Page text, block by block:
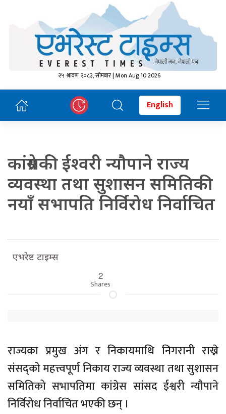
२५ श्रावण २०८३, सोमबार | Mon Aug 10 2026
English
कांग्रेसकी ईश्वरी न्यौपाने राज्य
व्यवस्था तथा सुशासन समितिकी
नयाँ सभापति निर्विरोध निर्वाचित
एभरेष्ट टाइम्स
2
Shares
राज्यका प्रमुख अंग र निकायमाथि निगरानी राख्ने
संसद्को महत्त्वपूर्ण निकाय राज्य व्यवस्था तथा सुशासन
समितिको सभापतिमा कांग्रेस सांसद ईश्वरी न्यौपाने
निर्विरोध निर्वाचित भएकी छन् ।